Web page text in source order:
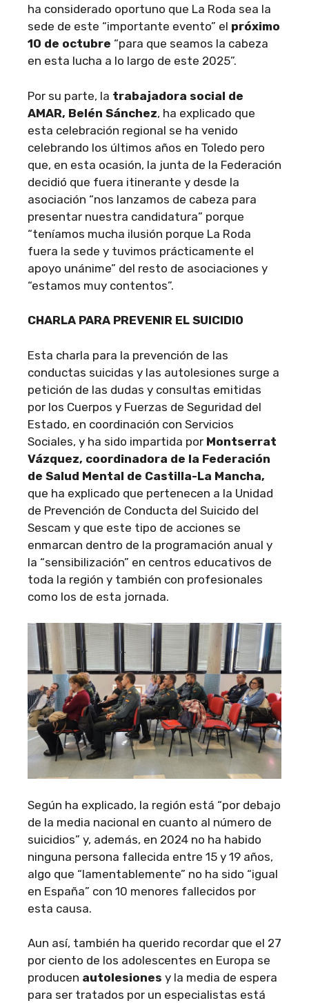
ha considerado oportuno que La Roda sea la
sede de este “importante evento” el próximo
10 de octubre “para que seamos la cabeza
en esta lucha a lo largo de este 2025”.
Por su parte, la trabajadora social de
AMAR, Belén Sánchez, ha explicado que
esta celebración regional se ha venido
celebrando los últimos años en Toledo pero
que, en esta ocasión, la junta de la Federación
decidió que fuera itinerante y desde la
asociación “nos lanzamos de cabeza para
presentar nuestra candidatura” porque
“teníamos mucha ilusión porque La Roda
fuera la sede y tuvimos prácticamente el
apoyo unánime” del resto de asociaciones y
“estamos muy contentos”.
CHARLA PARA PREVENIR EL SUICIDIO
Esta charla para la prevención de las
conductas suicidas y las autolesiones surge a
petición de las dudas y consultas emitidas
por los Cuerpos y Fuerzas de Seguridad del
Estado, en coordinación con Servicios
Sociales, y ha sido impartida por Montserrat
Vázquez, coordinadora de la Federación
de Salud Mental de Castilla-La Mancha,
que ha explicado que pertenecen a la Unidad
de Prevención de Conducta del Suicido del
Sescam y que este tipo de acciones se
enmarcan dentro de la programación anual y
la “sensibilización” en centros educativos de
toda la región y también con profesionales
como los de esta jornada.
Según ha explicado, la región está “por debajo
de la media nacional en cuanto al número de
suicidios” y, además, en 2024 no ha habido
ninguna persona fallecida entre 15 y 19 años,
algo que “lamentablemente” no ha sido “igual
en España” con 10 menores fallecidos por
esta causa.
Aun así, también ha querido recordar que el 27
por ciento de los adolescentes en Europa se
producen autolesiones y la media de espera
para ser tratados por un especialistas está